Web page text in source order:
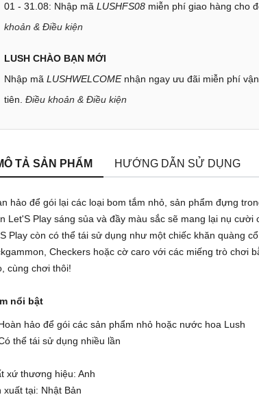
01 - 31.08: Nhập mã LUSHFS08 miễn phí giao hàng cho
khoản & Điều kiện
LUSH CHÀO BẠN MỚI
Nhập mã LUSHWELCOMEnhận ngay ưu đãi miễn phí
tiên. Điều khoản & Điều kiện
TẢ SẢN PHẨM HƯỚNG DẪN SỬ DỤNG
hảo để gói lại các loại bom tắm nhỏ, sản phẩm đựng
Let'S Play sáng sủa và đầy màu sắc sẽ mang lại nụ cười
Play còn có thể tái sử dụng như một chiếc khăn quàng
Checkers hoặc cờ caro với các miếng trò chơi
cùng chơi thôi!
nổi bật
hảo để gói các sản phẩm nhỏ hoặc nước hoa Lush
thể tái sử dụng nhiều lần
xứ thương hiệu: Anh
xuất tại: Nhật Bản